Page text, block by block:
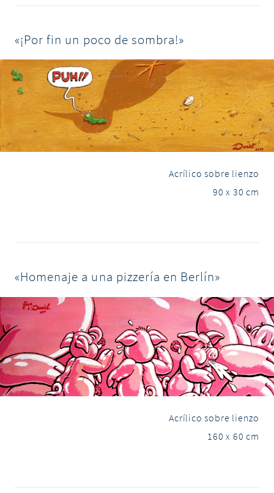
«¡Por fin un poco de sombra!»
Acrílico sobre lienzo
90 x 30 cm
«Homenaje a una pizzería en Berlín»
Acrílico sobre lienzo
160 x 60 cm